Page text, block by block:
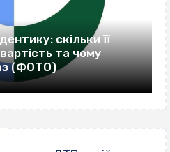
скільки її
та чому
(ФОТО)